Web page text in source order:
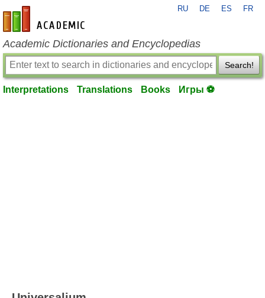
en-academic.com
RU DE ES FR
Academic Dictionaries and Encyclopedias
Search!
Interpretations Translations Books Игры ⚽